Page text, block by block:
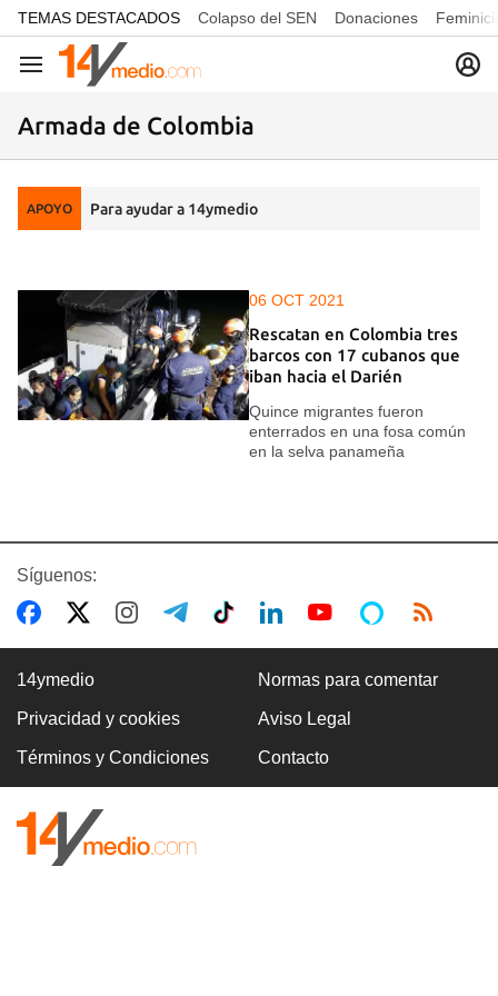
common.go-to-content
TEMAS DESTACADOS Colapso del SEN Donaciones
Navegación
Armada de Colombia
APOYO Para ayudar a 14ymedio
06 OCT 2021
Rescatan en Colombia tres
barcos con 17 cubanos que
iban hacia el Darién
Quince migrantes fueron
enterrados en una fosa común
en la selva panameña
Síguenos:
14ymedio Normas para comentar
Privacidad y cookies Aviso Legal
Términos y Condiciones Contacto